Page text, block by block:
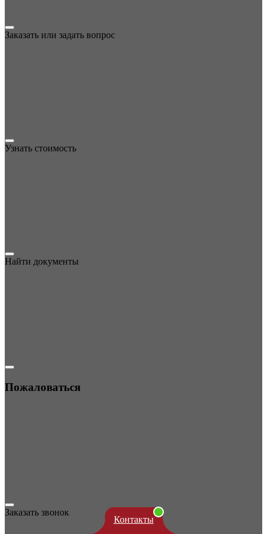
Контакты
Заказать или задать вопрос
Узнать стоимость
Найти документы
Пожаловаться
Заказать звонок